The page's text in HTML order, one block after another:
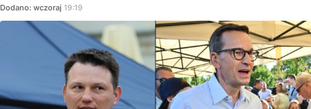
Dodano: wczoraj 19:19